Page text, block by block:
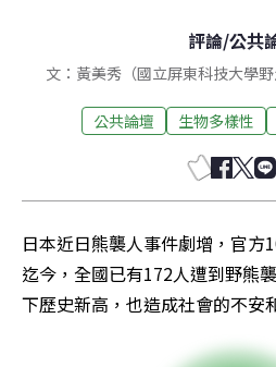
評論/公共
文：黃美秀（國立屏東科技大學野
公共論壇 生物多樣性
日本近日熊襲人事件劇增，官方
迄今，全國已有172人遭到野熊
下歷史新高，也造成社會的不安